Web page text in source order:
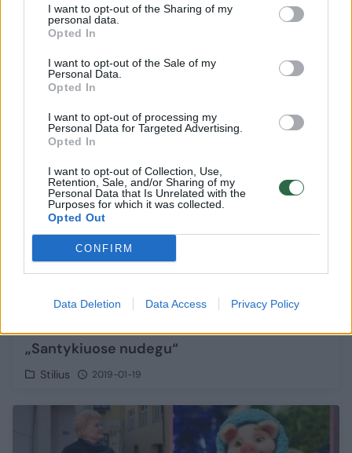
I want to opt-out of the Sharing of my
personal data.
Opted In
I want to opt-out of the Sale of my
Personal Data.
Opted In
I want to opt-out of processing my
Personal Data for Targeted Advertising.
Opted In
I want to opt-out of Collection, Use,
Retention, Sale, and/or Sharing of my
Personal Data that Is Unrelated with the
Purposes for which it was collected.
Opted Out
CONFIRM
Data Deletion Data Access Privacy Policy
Stilius 2019-02-07
Grožio procedūromis išgarsėjęs
lietuviškasis Kenas ruošiasi vestuvėms:
„Santykiuose nudegu“
Stilius 2019-01-19